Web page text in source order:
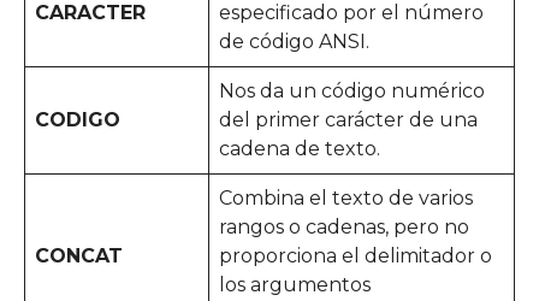
CARACTER
especificado por el número
de código ANSI.
CODIGO
Nos da un código numérico
del primer carácter de una
cadena de texto.
CONCAT
Combina el texto de varios
rangos o cadenas, pero no
proporciona el delimitador o
los argumentos